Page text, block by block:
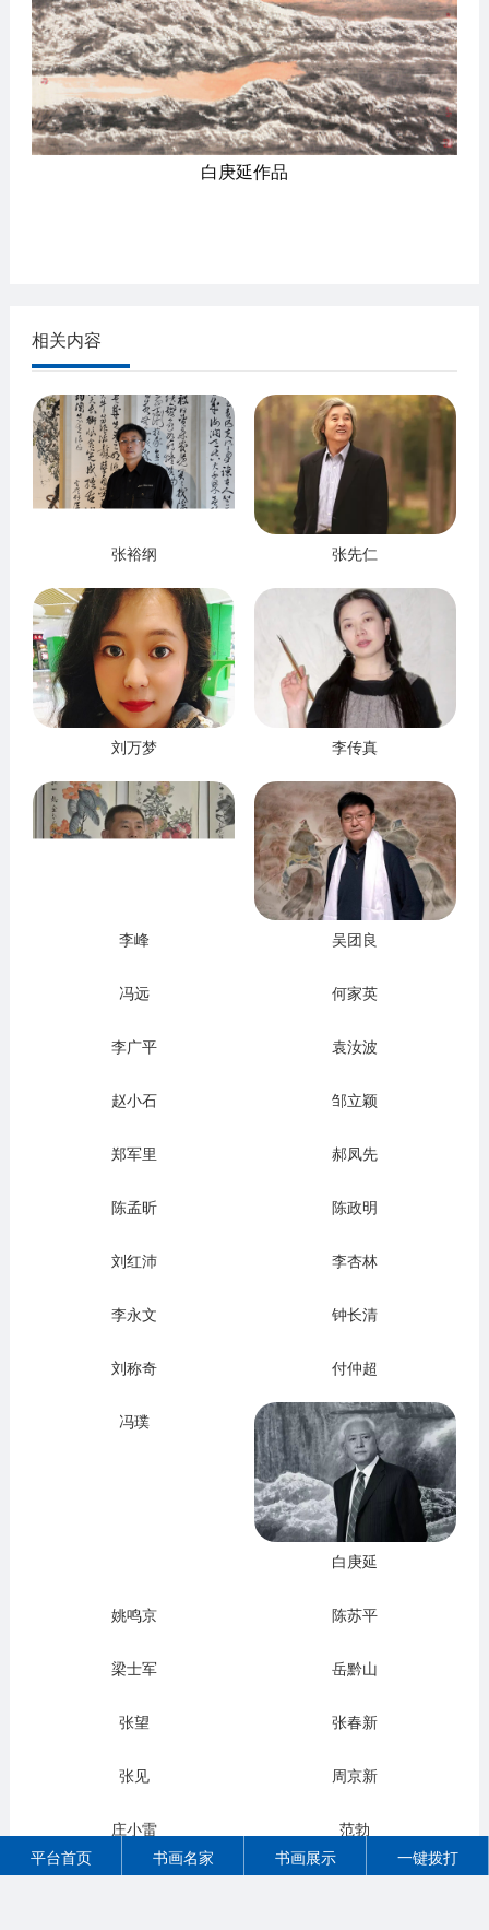
白庚延作品
相关内容
张裕纲 张先仁
刘万梦 李传真
李峰 吴团良
冯远 何家英
李广平 袁汝波
赵小石 邹立颖
郑军里 郝凤先
陈孟昕 陈政明
刘红沛 李杏林
李永文 钟长清
刘称奇 付仲超
冯璞
白庚延
姚鸣京 陈苏平
梁士军 岳黔山
张望 张春新
张见 周京新
庄小雷 范勃
平台首页 书画名家 书画展示 一键拨打